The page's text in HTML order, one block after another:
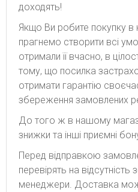
доходять!
Якщо Ви робите покупку в
прагнемо створити всі
отримали її вчасно, в
тому, що посилка
отримати гарантію
збереження замовлених
До того ж в нашому
знижки та інші приємні
Перед відправкою
перевірять на відсутність
менеджери. Доставка